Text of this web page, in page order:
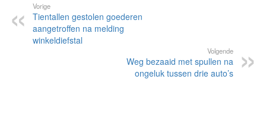
Vorige
Tientallen gestolen goederen
aangetroffen na melding
winkeldiefstal
Volgende
Weg bezaaid met spullen na
ongeluk tussen drie auto’s